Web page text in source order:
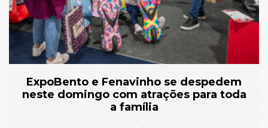
ExpoBento e Fenavinho se despedem
neste domingo com atrações para toda
a família